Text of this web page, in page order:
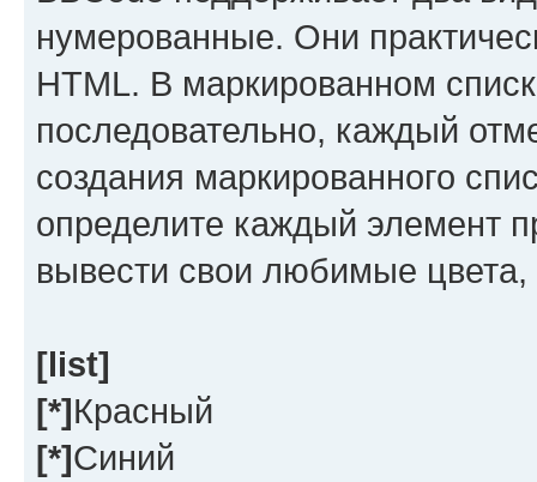
нумерованные. Они
HTML. В маркированном
последовательно, каждый
создания маркированного
определите каждый элемент
вывести свои любимые
[list]
[*]Красный
[*]Синий